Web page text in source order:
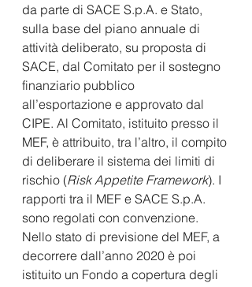
da parte di SACE S.p.A. e Stato,
sulla base del piano annuale di
attività deliberato, su proposta di
SACE, dal Comitato per il sostegno
finanziario pubblico
all’esportazione e approvato dal
CIPE. Al Comitato, istituito presso il
MEF, è attribuito, tra l’altro, il compito
di deliberare il sistema dei limiti di
rischio (Risk Appetite Framework). I
rapporti tra il MEF e SACE S.p.A.
sono regolati con convenzione.
Nello stato di previsione del MEF, a
decorrere dall’anno 2020 è poi
istituito un Fondo a copertura degli